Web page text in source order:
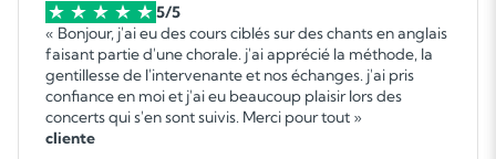
5/5
« Bonjour, j'ai eu des cours ciblés sur des chants en anglais
faisant partie d'une chorale. j'ai apprécié la méthode, la
gentillesse de l'intervenante et nos échanges. j'ai pris
confiance en moi et j'ai eu beaucoup plaisir lors des
concerts qui s'en sont suivis. Merci pour tout »
cliente